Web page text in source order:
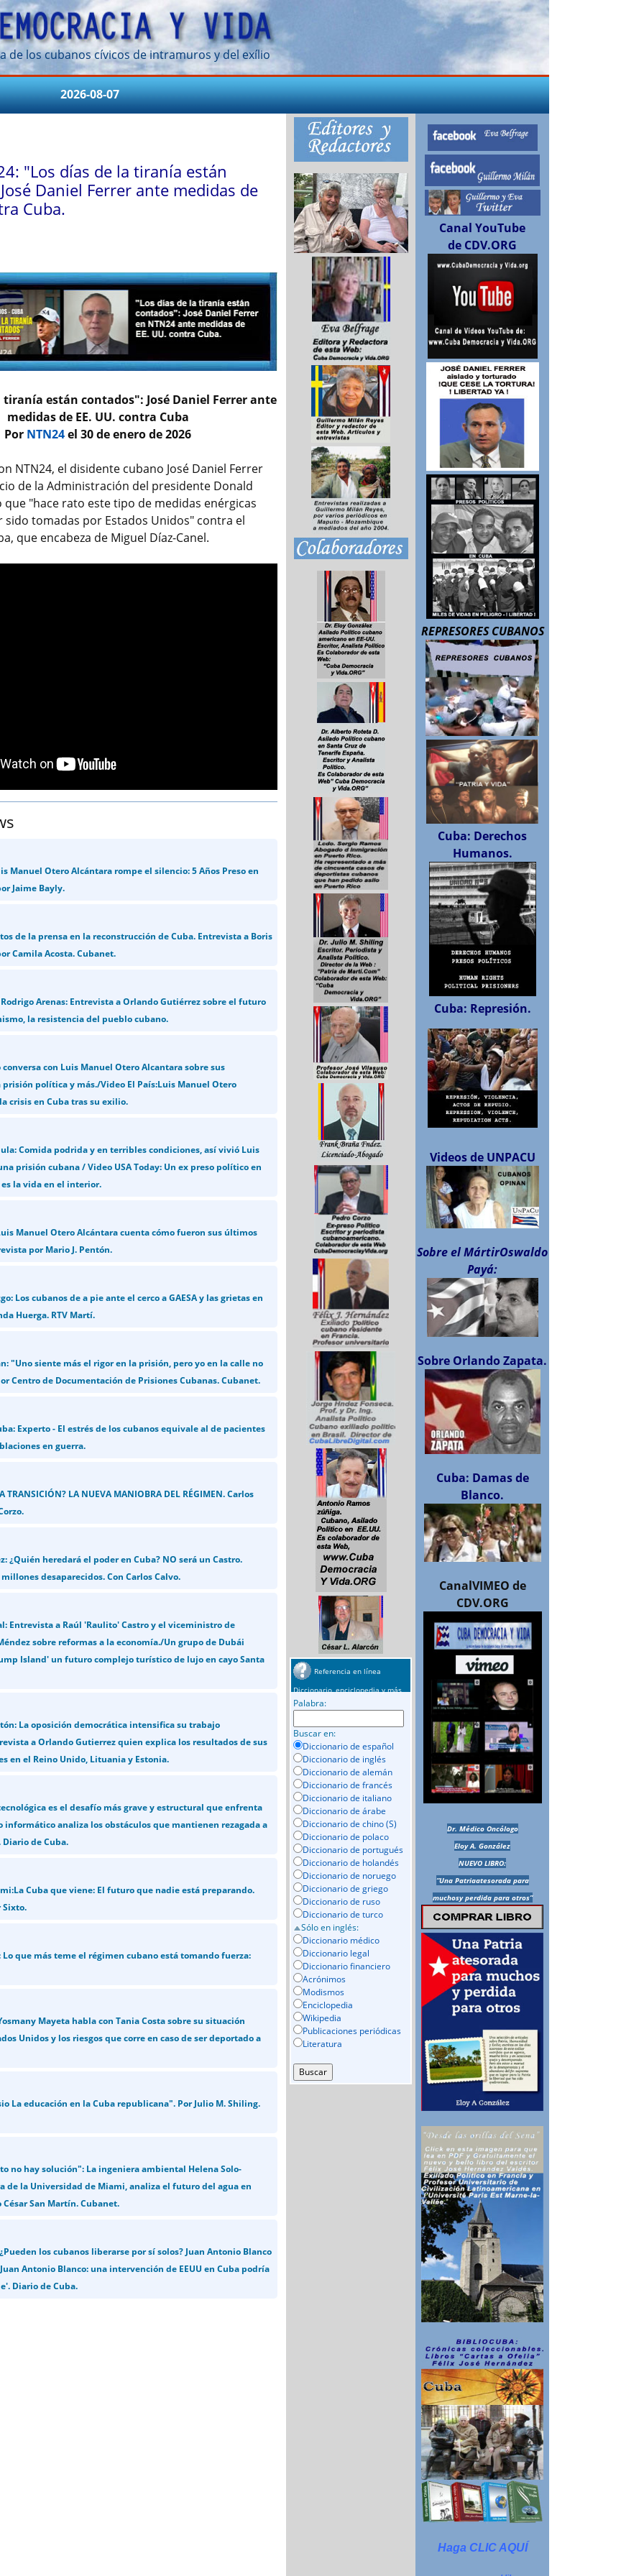
de los cubanos cívicos de intramuros y del exílio
2026-08-07
"Los días de la tiranía están
Daniel Ferrer ante medidas de
Cuba.
tiranía están contados": José Daniel Ferrer ante
medidas de EE. UU. contra Cuba
Por NTN24el 30 de enero de 2026
NTN24, el disidente cubano José Daniel Ferrer
de la Administración del presidente Donald
que "hace rato este tipo de medidas enérgicas
tomadas por Estados Unidos" contra el
que encabeza de Miguel Díaz-Canel.
Manuel Otero Alcántara rompe el silencio: 5 Años Preso en
Jaime Bayly.
de la prensa en la reconstrucción de Cuba. Entrevista a Boris
Camila Acosta. Cubanet.
Arenas: Entrevista a Orlando Gutiérrez sobre el futuro
la resistencia del pueblo cubano.
conversa con Luis Manuel Otero Alcantara sobre sus
política y más./Video El País:Luis Manuel Otero
crisis en Cuba tras su exilio.
Comida podrida y en terribles condiciones, así vivió Luis
prisión cubana / Video USA Today: Un ex preso político en
la vida en el interior.
Manuel Otero Alcántara cuenta cómo fueron sus últimos
por Mario J. Pentón.
Los cubanos de a pie ante el cerco a GAESA y las grietas en
Huerga. RTV Martí.
"Uno siente más el rigor en la prisión, pero yo en la calle no
Centro de Documentación de Prisiones Cubanas. Cubanet.
Experto - El estrés de los cubanos equivale al de pacientes
en guerra.
TRANSICIÓN? LA NUEVA MANIOBRA DEL RÉGIMEN. Carlos
¿Quién heredará el poder en Cuba? NO será un Castro.
desaparecidos. Con Carlos Calvo.
Entrevista a Raúl 'Raulito' Castro y el viceministro de
sobre reformas a la economía./Un grupo de Dubái
Island' un futuro complejo turístico de lujo en cayo Santa
La oposición democrática intensifica su trabajo
a Orlando Gutierrez quien explica los resultados de sus
en el Reino Unido, Lituania y Estonia.
es el desafío más grave y estructural que enfrenta
informático analiza los obstáculos que mantienen rezagada a
Diario de Cuba.
Cuba que viene: El futuro que nadie está preparando.
Sixto.
Lo que más teme el régimen cubano está tomando fuerza:
Mayeta habla con Tania Costa sobre su situación
Unidos y los riesgos que corre en caso de ser deportado a
La educación en la Cuba republicana". Por Julio M. Shiling.
no hay solución": La ingeniera ambiental Helena Solo-
de la Universidad de Miami, analiza el futuro del agua en
César San Martín. Cubanet.
los cubanos liberarse por sí solos? Juan Antonio Blanco
Antonio Blanco: una intervención de EEUU en Cuba podría
Diario de Cuba.
Referencia en línea
Diccionario, enciclopedia y más
Palabra:
Buscar en:
Diccionario de español
Diccionario de inglés
Diccionario de alemán
Diccionario de francés
Diccionario de italiano
Diccionario de árabe
Diccionario de chino (S)
Diccionario de polaco
Diccionario de portugués
Diccionario de holandés
Diccionario de noruego
Diccionario de griego
Diccionario de ruso
Diccionario de turco
Sólo en inglés:
Diccionario médico
Diccionario legal
Diccionario financiero
Acrónimos
Modismos
Enciclopedia
Wikipedia
Publicaciones periódicas
Literatura
Canal YouTube
de CDV.ORG
REPRESORES CUBANOS
Cuba: Derechos
Humanos.
Cuba: Represión.
Videos de UNPACU
Sobre el MártirOswaldo
Payá:
Sobre Orlando Zapata.
Cuba: Damas de
Blanco.
CanalVIMEO de
CDV.ORG
Dr. Médico Oncólogo
Eloy A. González
NUEVO LIBRO:
“Una Patriaatesorada para
muchosy perdida para otros”
Haga CLIC AQUÍ